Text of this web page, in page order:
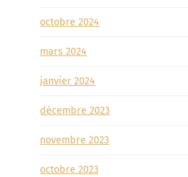
octobre 2024
mars 2024
janvier 2024
décembre 2023
novembre 2023
octobre 2023